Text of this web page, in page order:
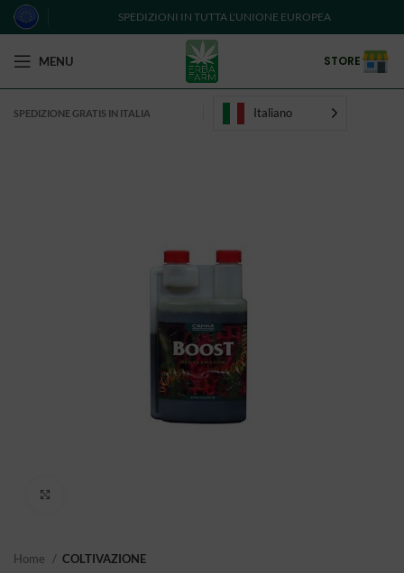
SPEDIZIONI IN TUTTA L'UNIONE EUROPEA
MENU STORE
SPEDIZIONE GRATIS IN ITALIA Italiano
Home COLTIVAZIONE